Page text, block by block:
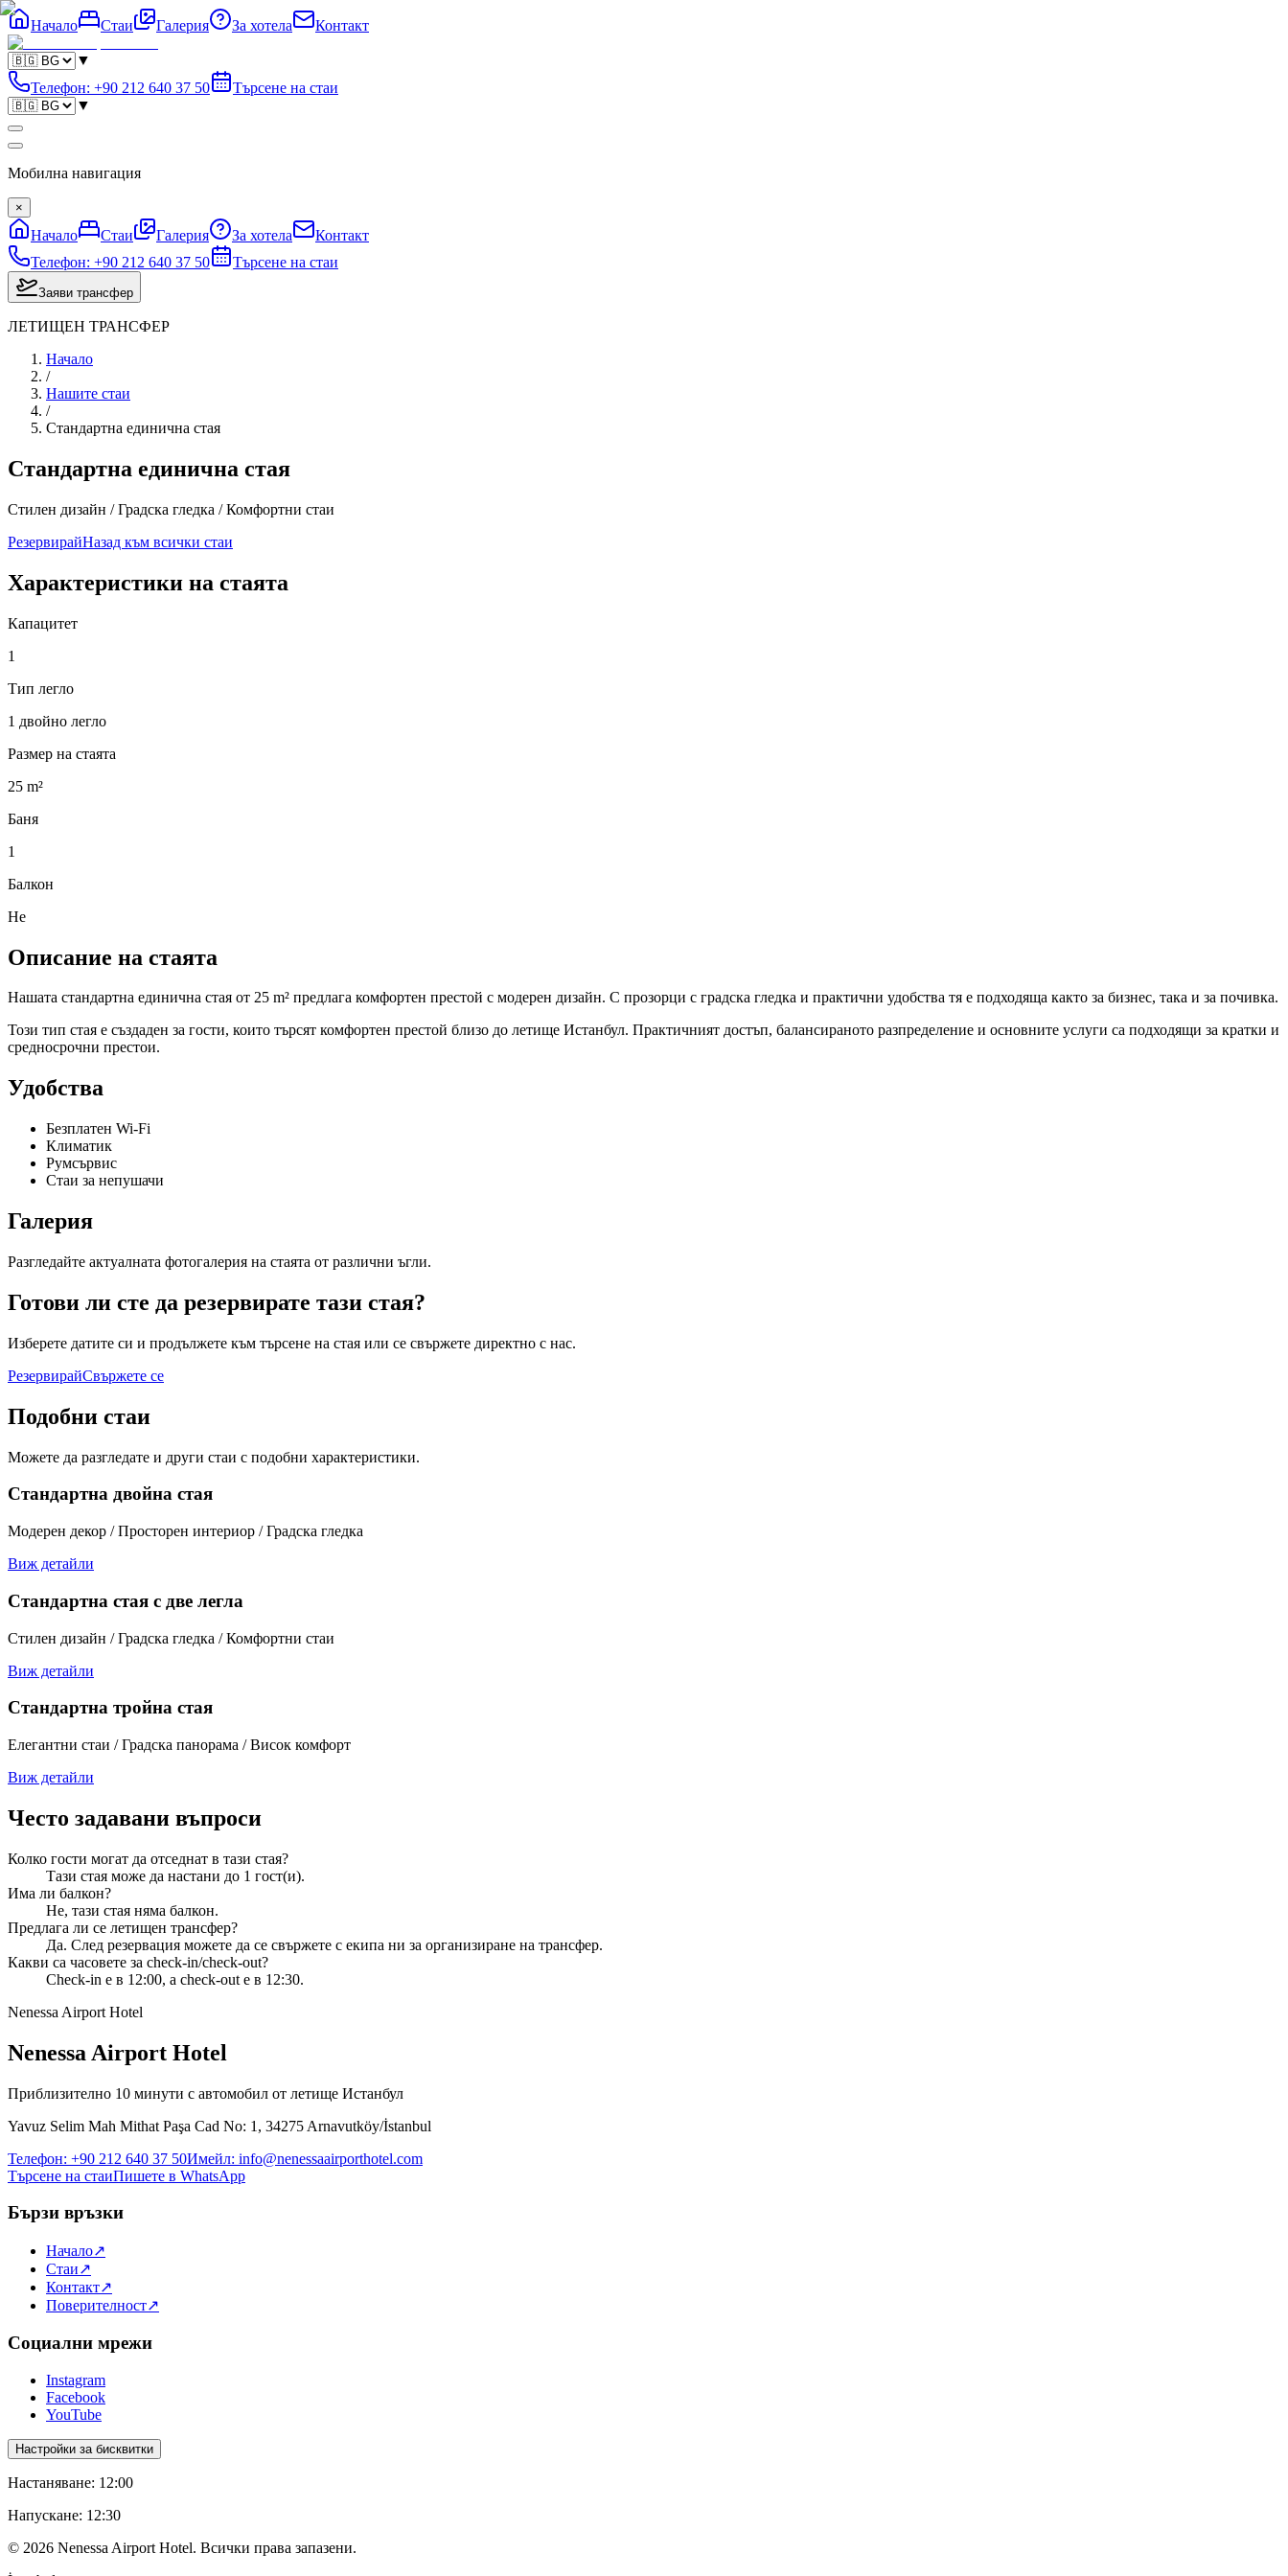
Начало Стаи Галерия За хотела Контакт
▼
Телефон: +90 212 640 37 50
Търсене на стаи
▼
Мобилна навигация
×
Начало Стаи Галерия За хотела
Контакт
Телефон: +90 212 640 37 50 Търсене на стаи
Заяви трансфер
ЛЕТИЩЕН ТРАНСФЕР
Начало
/
Нашите стаи
/
Стандартна единична стая
Стандартна единична стая
Стилен дизайн / Градска гледка / Комфортни стаи
РезервирайНазад към всички стаи
Характеристики на стаята
Капацитет
1
Тип легло
1 двойно легло
Размер на стаята
25 m²
Баня
1
Балкон
Не
Описание на стаята
Нашата стандартна единична стая от 25 m² предлага комфортен престой с модерен дизайн. С прозорци с градска гледка и практични удобства тя е подходяща както за бизнес, така и за почивка.
Този тип стая е създаден за гости, които търсят комфортен престой близо до летище Истанбул. Практичният достъп, балансираното разпределение и основните услуги са подходящи за кратки и
средносрочни престои.
Удобства
Безплатен Wi-Fi
Климатик
Румсървис
Стаи за непушачи
Галерия
Разгледайте актуалната фотогалерия на стаята от различни ъгли.
Готови ли сте да резервирате тази стая?
Изберете датите си и продължете към търсене на стая или се свържете директно с нас.
РезервирайСвържете се
Подобни стаи
Можете да разгледате и други стаи с подобни характеристики.
Стандартна двойна стая
Модерен декор / Просторен интериор / Градска гледка
Виж детайли
Стандартна стая с две легла
Стилен дизайн / Градска гледка / Комфортни стаи
Виж детайли
Стандартна тройна стая
Елегантни стаи / Градска панорама / Висок комфорт
Виж детайли
Често задавани въпроси
Колко гости могат да отседнат в тази стая?
Тази стая може да настани до 1 гост(и).
Има ли балкон?
Не, тази стая няма балкон.
Предлага ли се летищен трансфер?
Да. След резервация можете да се свържете с екипа ни за организиране на трансфер.
Какви са часовете за check-in/check-out?
Check-in е в 12:00, а check-out е в 12:30.
Nenessa Airport Hotel
Nenessa Airport Hotel
Приблизително 10 минути с автомобил от летище Истанбул
Yavuz Selim Mah Mithat Paşa Cad No: 1, 34275 Arnavutköy/İstanbul
Телефон: +90 212 640 37 50Имейл: info@nenessaairporthotel.com
Търсене на стаиПишете в WhatsApp
Бързи връзки
Начало↗
Стаи↗
Контакт↗
Поверителност↗
Социални мрежи
Instagram
Facebook
YouTube
Настройки за бисквитки
Настаняване: 12:00
Напускане: 12:30
© 2026 Nenessa Airport Hotel. Всички права запазени.